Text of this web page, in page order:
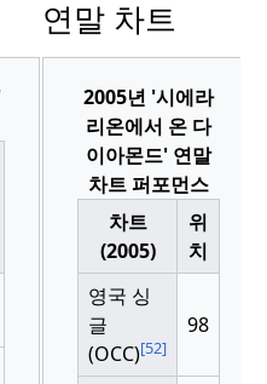
연말 차트
2005년 '시에라
리온에서 온 다
이아몬드' 연말
차트 퍼포먼스
차트
(2005)
위
치
영국 싱
글
(OCC)[52]
98